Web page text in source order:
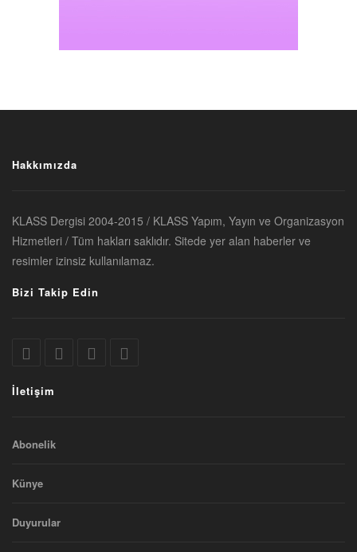
Hakkımızda
KLASS Dergisi 2004-2015 / KLASS Yapım, Yayın ve Organizasyon
Hizmetleri / Tüm hakları saklıdır. Sitede yer alan haberler ve
resimler izinsiz kullanılamaz.
Bizi Takip Edin
İletişim
Abonelik
Künye
Duyurular